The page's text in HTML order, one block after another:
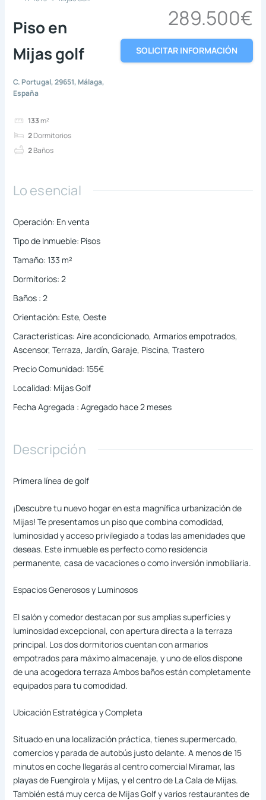
Piso en
Mijas golf
C. Portugal, 29651, Málaga,
España
133 m²
2 Dormitorios
2 Baños
289.500€
SOLICITAR INFORMACIÓN
Lo esencial
Operación: En venta
Tipo de Inmueble: Pisos
Tamaño: 133 m²
Dormitorios: 2
Baños : 2
Orientación: Este, Oeste
Características: Aire acondicionado, Armarios empotrados,
Ascensor, Terraza, Jardín, Garaje, Piscina, Trastero
Precio Comunidad: 155€
Localidad: Mijas Golf
Fecha Agregada : Agregado hace 2 meses
Descripción
Primera línea de golf
¡Descubre tu nuevo hogar en esta magnífica urbanización de
Mijas! Te presentamos un piso que combina comodidad,
luminosidad y acceso privilegiado a todas las amenidades que
deseas. Este inmueble es perfecto como residencia
permanente, casa de vacaciones o como inversión inmobiliaria.
Espacios Generosos y Luminosos
El salón y comedor destacan por sus amplias superficies y
luminosidad excepcional, con apertura directa a la terraza
principal. Los dos dormitorios cuentan con armarios
empotrados para máximo almacenaje, y uno de ellos dispone
de una acogedora terraza Ambos baños están completamente
equipados para tu comodidad.
Ubicación Estratégica y Completa
Situado en una localización práctica, tienes supermercado,
comercios y parada de autobús justo delante. A menos de 15
minutos en coche llegarás al centro comercial Miramar, las
playas de Fuengirola y Mijas, y el centro de La Cala de Mijas.
También está muy cerca de Mijas Golf y varios restaurantes de